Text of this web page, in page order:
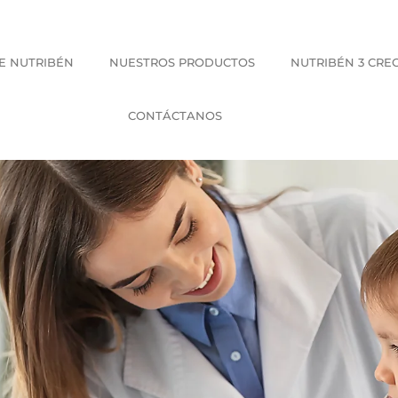
NUTRIBÉN NUESTROS PRODUCTOS NUTRIBÉN 3
CONTÁCTANOS
de Nutribén